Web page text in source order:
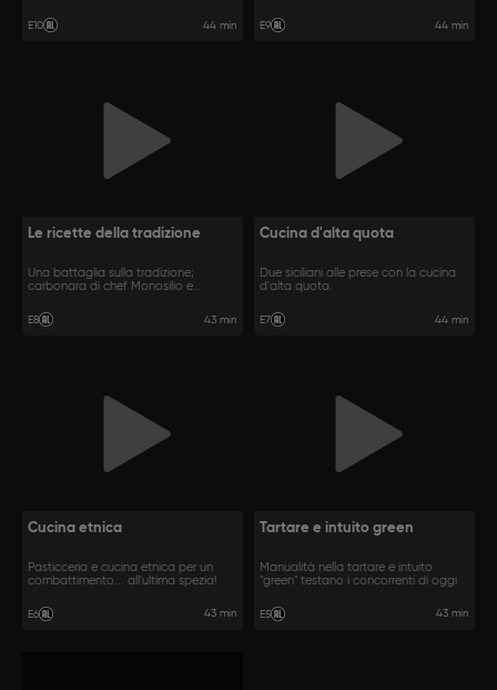
E10 44 min E9 44 min
Le ricette della tradizione
Una battaglia sulla tradizione;
carbonara di chef Monosilio e
E8 43 min
Cucina d'alta quota
Due siciliani alle prese con la cucina
d'alta quota.
E7 44 min
Cucina etnica
Pasticceria e cucina etnica per un
combattimento... all'ultima spezia!
E6 43 min
Tartare e intuito green
Manualità nella tartare e intuito
"green" testano i concorrenti di oggi
E5 43 min